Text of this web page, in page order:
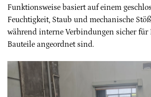
Funktionsweise basiert auf einem
Feuchtigkeit, Staub und mechanische
während interne Verbindungen sicher für
Bauteile angeordnet sind.